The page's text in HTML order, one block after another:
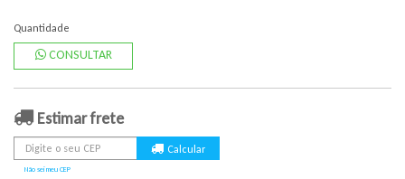
Quantidade
CONSULTAR
Estimar frete
Não sei meu CEP